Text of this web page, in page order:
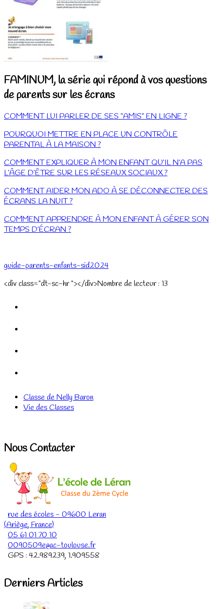
FAMINUM, la série qui répond à vos questions
de parents sur les écrans
COMMENT LUI PARLER DE SES “AMIS” EN LIGNE ?
POURQUOI METTRE EN PLACE UN CONTRÔLE
PARENTAL À LA MAISON ?
COMMENT EXPLIQUER À MON ENFANT QU’IL N’A PAS
L’ÂGE D’ÊTRE SUR LES RÉSEAUX SOCIAUX ?
COMMENT AIDER MON ADO À SE DÉCONNECTER DES
ÉCRANS LA NUIT ?
COMMENT APPRENDRE À MON ENFANT À GÉRER SON
TEMPS D’ÉCRAN ?
guide-parents-enfants-sid2024
<div class="dt-sc-hr "></div>Nombre de lecteur : 13
Classe de Nelly Baron
Vie des Classes
Nous Contacter
rue des écoles - 09600 Leran
(Ariège, France)
05 61 01 70 10
0090509e@ac-toulouse.fr
GPS : 42.989239, 1.909558
Derniers Articles